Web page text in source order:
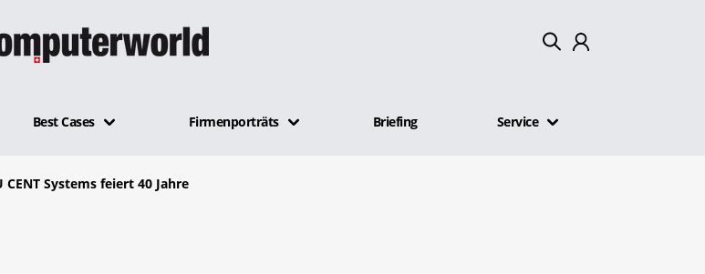
Best Cases Firmenporträts Briefing Service
CENT Systems feiert 40 Jahre